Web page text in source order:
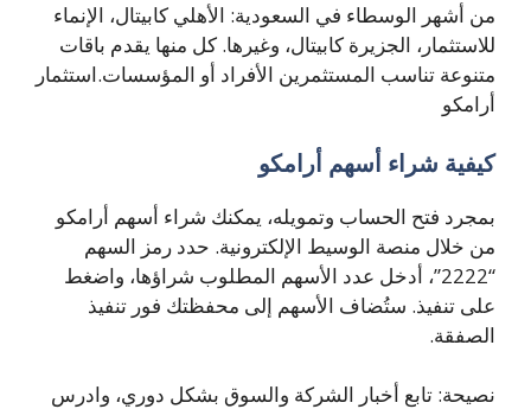
من أشهر الوسطاء في السعودية: الأهلي كابيتال، الإنماء
للاستثمار، الجزيرة كابيتال، وغيرها. كل منها يقدم باقات
متنوعة تناسب المستثمرين الأفراد أو المؤسسات.استثمار
أرامكو
كيفية شراء أسهم أرامكو
بمجرد فتح الحساب وتمويله، يمكنك شراء أسهم أرامكو
من خلال منصة الوسيط الإلكترونية. حدد رمز السهم
“2222”، أدخل عدد الأسهم المطلوب شراؤها، واضغط
على تنفيذ. ستُضاف الأسهم إلى محفظتك فور تنفيذ
الصفقة.
نصيحة: تابع أخبار الشركة والسوق بشكل دوري، وادرس